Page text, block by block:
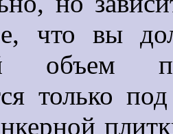
что вы
объем
только